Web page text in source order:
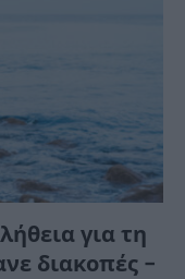
για τη
διακοπές –